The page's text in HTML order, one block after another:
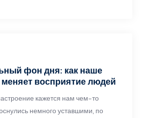
фон дня: как наше
меняет восприятие людей
кажется нам чем-то
немного уставшими, по